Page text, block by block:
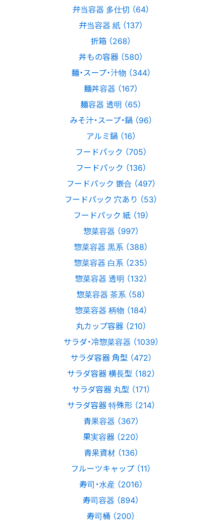
弁当容器 多仕切 （64）
弁当容器 紙 （137）
折箱 （268）
丼もの容器 （580）
麺・スープ・汁物 （344）
麺丼容器 （167）
麺容器 透明 （65）
みそ汁・スープ・鍋 （96）
アルミ鍋 （16）
フードパック （705）
フードパック （136）
フードパック 嵌合 （497）
フードパック 穴あり （53）
フードパック 紙 （19）
惣菜容器 （997）
惣菜容器 黒系 （388）
惣菜容器 白系 （235）
惣菜容器 透明 （132）
惣菜容器 茶系 （58）
惣菜容器 柄物 （184）
丸カップ容器 （210）
サラダ・冷惣菜容器 （1039）
サラダ容器 角型 （472）
サラダ容器 横長型 （182）
サラダ容器 丸型 （171）
サラダ容器 特殊形 （214）
青果容器 （367）
果実容器 （220）
青果資材 （136）
フルーツキャップ （11）
寿司・水産 （2016）
寿司容器 （894）
寿司桶 （200）